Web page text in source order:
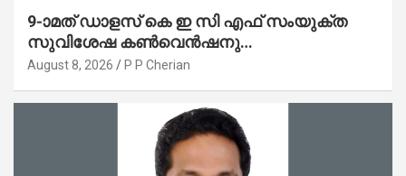
9-ാമത് ഡാളസ് കെ ഇ സി എഫ് സംയുക്ത
സുവിശേഷ കൺവെൻഷനു
പ്രാർത്ഥനാനിർഭരമായ തുടക്കം
August 8, 2026 P P Cherian